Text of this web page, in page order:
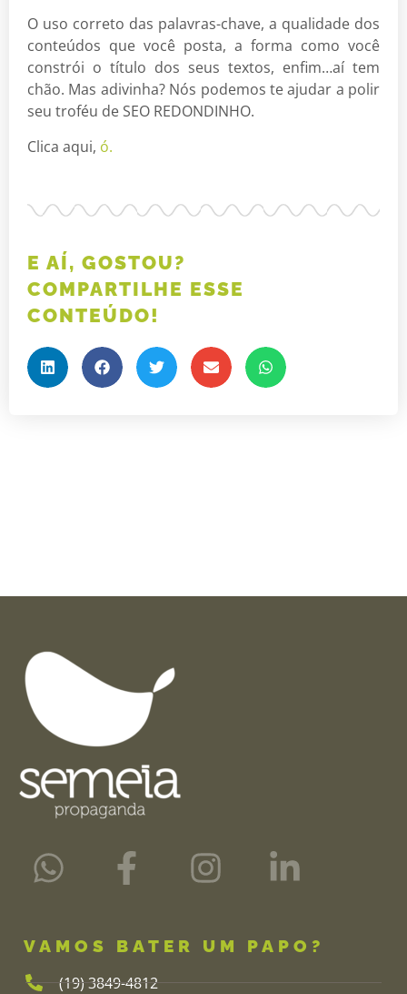
O uso correto das palavras-chave, a qualidade dos
conteúdos que você posta, a forma como você
constrói o título dos seus textos, enfim…aí tem
chão. Mas adivinha? Nós podemos te ajudar a polir
seu troféu de SEO REDONDINHO.
Clica aqui, ó.
E AÍ, GOSTOU?
COMPARTILHE ESSE
CONTEÚDO!
VAMOS BATER UM PAPO?
(19) 3849-4812​